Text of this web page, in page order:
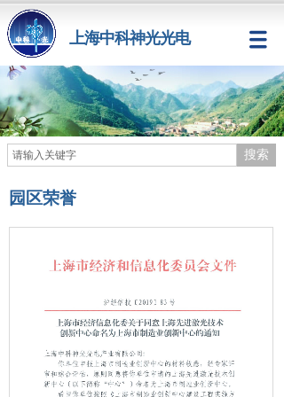
上海中科神光光电
搜索
园区荣誉